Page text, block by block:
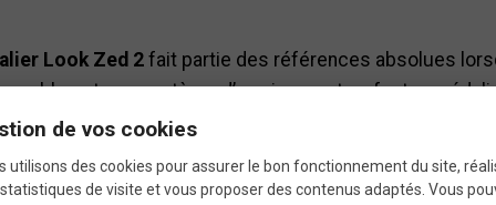
Look Zed 2fait partie des références absolues
et son système d’axe innovant en font un
ou en entraînement intensif, ce pédalier
de vos cookies
utilisons des cookies pour assurer le bon fonctionnement du site,
de visite et vous proposer des contenus adaptés. Vous